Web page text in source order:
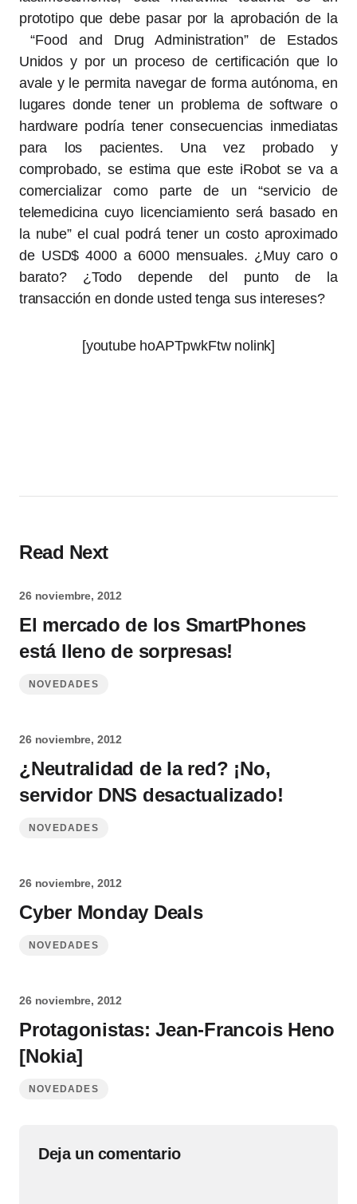
prototipo que debe pasar por la aprobación de la
“Food and Drug Administration” de Estados
Unidos y por un proceso de certificación que lo
avale y le permita navegar de forma autónoma, en
lugares donde tener un problema de software o
hardware podría tener consecuencias inmediatas
para los pacientes. Una vez probado y
comprobado, se estima que este iRobot se va a
comercializar como parte de un “servicio de
telemedicina cuyo licenciamiento será basado en
la nube” el cual podrá tener un costo aproximado
de USD$ 4000 a 6000 mensuales. ¿Muy caro o
barato? ¿Todo depende del punto de la
transacción en donde usted tenga sus intereses?
[youtube hoAPTpwkFtw nolink]
Read Next
26 noviembre, 2012
El mercado de los SmartPhones
está lleno de sorpresas!
NOVEDADES
26 noviembre, 2012
¿Neutralidad de la red? ¡No,
servidor DNS desactualizado!
NOVEDADES
26 noviembre, 2012
Cyber Monday Deals
NOVEDADES
26 noviembre, 2012
Protagonistas: Jean-Francois Heno
[Nokia]
NOVEDADES
Deja un comentario